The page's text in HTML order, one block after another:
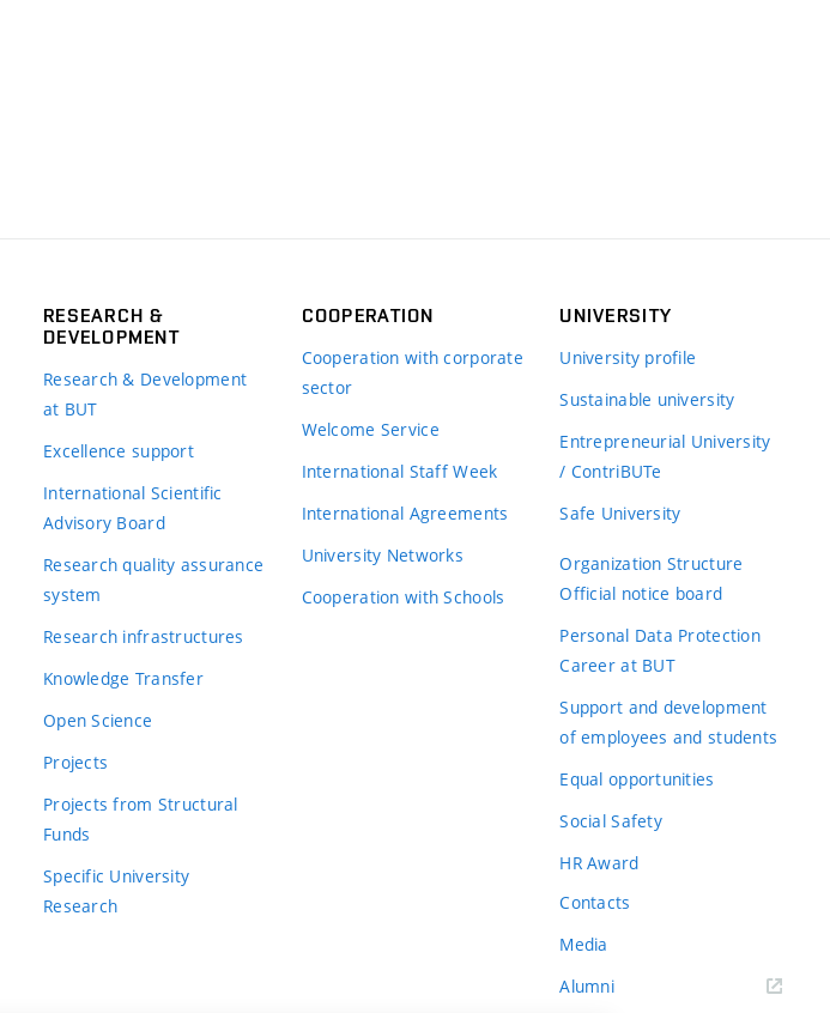
RESEARCH &
DEVELOPMENT
Research & Development
at BUT
Excellence support
International Scientific
Advisory Board
Research quality assurance
system
Research infrastructures
Knowledge Transfer
Open Science
Projects
Projects from Structural
Funds
Specific University
Research
COOPERATION
Cooperation with corporate
sector
Welcome Service
International Staff Week
International Agreements
University Networks
Cooperation with Schools
UNIVERSITY
University profile
Sustainable university
Entrepreneurial University
/ ContriBUTe
Safe University
Organization Structure
Official notice board
Personal Data Protection
Career at BUT
Support and development
of employees and students
Equal opportunities
Social Safety
HR Award
Contacts
Media
Alumni